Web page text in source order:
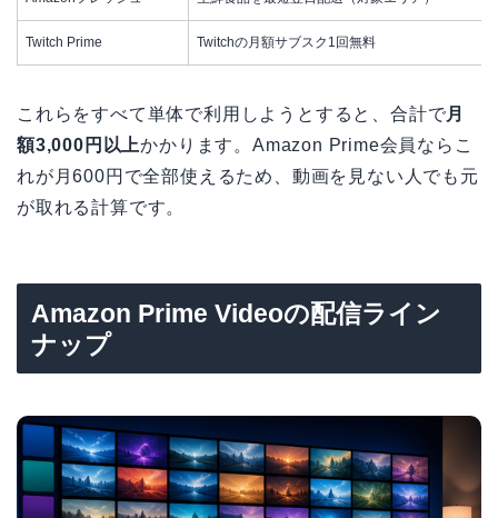
Twitch Prime Twitchの月額サブスク1回無料
これらをすべて単体で利用しようとすると、合計で月
額3,000円以上かかります。Amazon Prime会員ならこ
れが月600円で全部使えるため、動画を見ない人でも元
が取れる計算です。
Amazon Prime Videoの配信ライン
ナップ